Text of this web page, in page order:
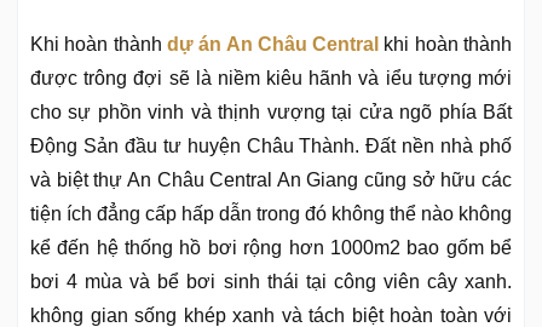
Khi hoàn thành dự án An Châu Central khi hoàn thành
được trông đợi sẽ là niềm kiêu hãnh và iểu tượng mới
cho sự phồn vinh và thịnh vượng tại cửa ngõ phía Bất
Động Sản đầu tư huyện Châu Thành. Đất nền nhà phố
và biệt thự An Châu Central An Giang cũng sở hữu các
tiện ích đẳng cấp hấp dẫn trong đó không thể nào không
kể đến hệ thống hồ bơi rộng hơn 1000m2 bao gốm bể
bơi 4 mùa và bể bơi sinh thái tại công viên cây xanh.
không gian sống khép xanh và tách biệt hoàn toàn với